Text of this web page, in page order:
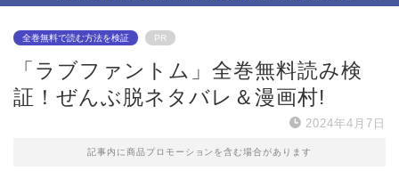
全巻無料で読む方法を検証 PR
「ラブファントム」全巻無料読み検
証！ぜんぶ脱ネタバレ＆漫画村!
2024年4月7日
記事内に商品プロモーションを含む場合があります